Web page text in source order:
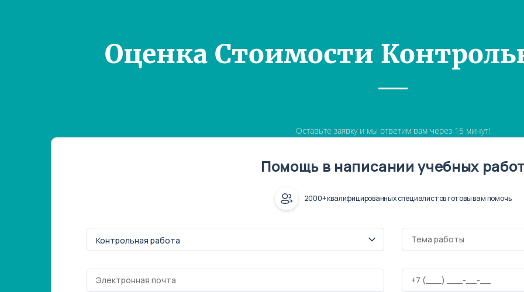
Оценка Стоимости
Оставьте заявку и мы ответим вам через 15 минут!
Помощь в написании учебных
2000+ квалифицированных специалистов готовы вам помочь